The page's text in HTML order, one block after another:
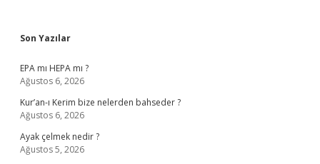
Sidebar
Son Yazılar
EPA mı HEPA mı ?
Ağustos 6, 2026
Kur’an-ı Kerim bize nelerden bahseder ?
Ağustos 6, 2026
Ayak çelmek nedir ?
Ağustos 5, 2026